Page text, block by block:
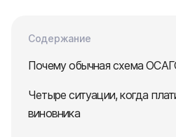
Содержание
Почему обычная схема
Четыре ситуации, когда
виновника